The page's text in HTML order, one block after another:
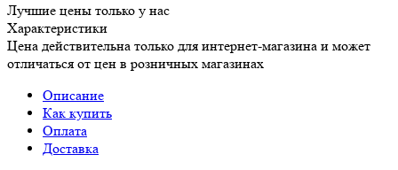
Лучшие цены только у нас
Характеристики
Цена действительна только для интернет-магазина и может
отличаться от цен в розничных магазинах
Описание
Как купить
Оплата
Доставка